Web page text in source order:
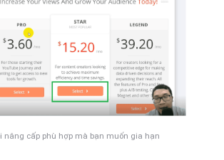
nâng cấp phù hợp mà bạn muốn gia hạn